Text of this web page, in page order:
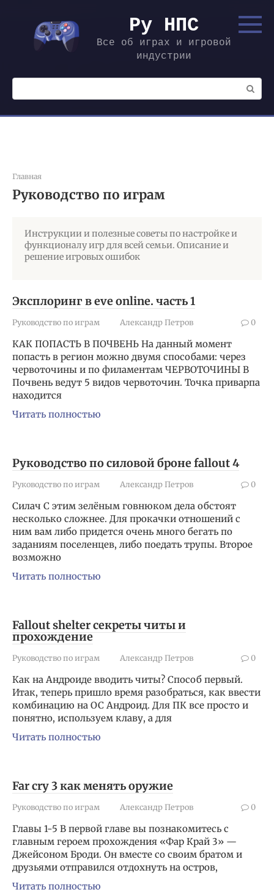
контенту
Ру НПС
Все об играх и игровой
индустрии
Поиск:
Главная
Руководство по играм
Инструкции и полезные советы по настройке и
функционалу игр для всей семьи. Описание и
решение игровых ошибок
Эксплоринг в eve online. часть 1
Руководство по играм Александр Петров 0
КАК ПОПАСТЬ В ПОЧВЕНЬ На данный момент
попасть в регион можно двумя способами: через
червоточины и по филаментам ЧЕРВОТОЧИНЫ В
Почвень ведут 5 видов червоточин. Точка приварпа
находится
Читать полностью
Руководство по силовой броне fallout 4
Руководство по играм Александр Петров 0
Силач С этим зелёным говнюком дела обстоят
несколько сложнее. Для прокачки отношений с
ним вам либо придется очень много бегать по
заданиям поселенцев, либо поедать трупы. Второе
возможно
Читать полностью
Fallout shelter секреты читы и
прохождение
Руководство по играм Александр Петров 0
Как на Андроиде вводить читы? Способ первый.
Итак, теперь пришло время разобраться, как ввести
комбинацию на ОС Андроид. Для ПК все просто и
понятно, используем клаву, а для
Читать полностью
Far cry 3 как менять оружие
Руководство по играм Александр Петров 0
Главы 1-5 В первой главе вы познакомитесь с
главным героем прохождения «Фар Край 3» —
Джейсоном Броди. Он вместе со своим братом и
друзьями отправился отдохнуть на остров,
Читать полностью